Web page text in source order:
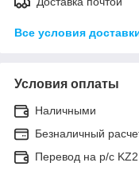
Все условия
Условия оплаты
Наличными
Безналичный
Перевод на р/с